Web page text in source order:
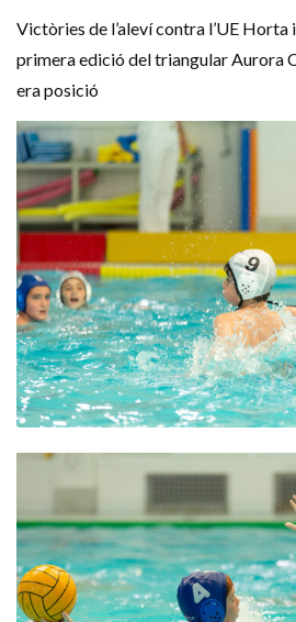
Victòries de l’aleví contra l’UE Horta
primera edició del triangular Aurora
era posició